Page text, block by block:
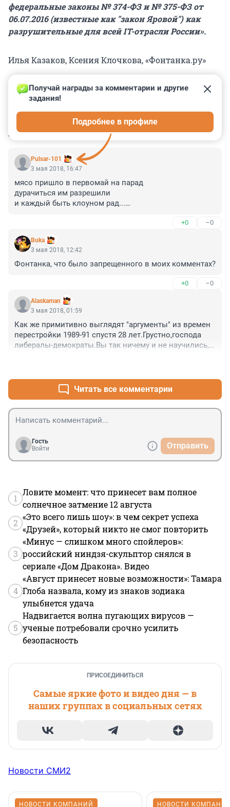
федеральные законы № 374-ФЗ и № 375-ФЗ от
06.07.2016 (известные как "закон Яровой") как
разрушительные для всей IT-отрасли России».
Илья Казаков, Ксения Клочкова, «Фонтанка.ру»
КОММЕНТАРИИ 43
Pulsar-101
Получай награды за комментарии и другие
задания!
Подробнее в профиле
3 мая 2018, 16:47
мясо пришло в первомай на парад
дурачиться им разрешили
и каждый быть клоуном рад...
богатство, свобода - лишь избранным
а Вам?... прозябание и тлен?
+0 –0
Buka
3 мая 2018, 12:42
Фонтанка, что было запрещенного в моих комментах?
+0 –0
Alaskaman
3 мая 2018, 01:59
Как же примитивно выглядят "аргументы" из времен
перестройки 1989-91 спустя 28 лет.Грустно,господа
либералы-демократы.Вы так ничему и не научились,а
Читать все комментарии
Гость
Войти
Отправить
1
Ловите момент: что принесет вам полное
солнечное затмение 12 августа
2
«Это всего лишь шоу»: в чем секрет успеха
«Друзей», который никто не смог повторить
3
«Минус — слишком много спойлеров»:
российский ниндзя-скульптор снялся в
сериале «Дом Дракона». Видео
4
«Август принесет новые возможности»: Тамара
Глоба назвала, кому из знаков зодиака
улыбнется удача
5
Надвигается волна пугающих вирусов —
ученые потребовали срочно усилить
безопасность
ПРИСОЕДИНИТЬСЯ
Самые яркие фото и видео дня — в
наших группах в социальных сетях
Новости СМИ2
НОВОСТИ КОМПАНИЙ НОВОСТИ